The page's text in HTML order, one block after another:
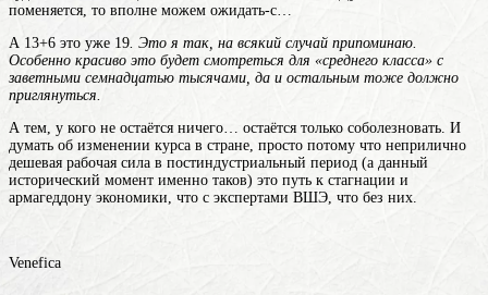
поменяется, то вполне можем ожидать-с…
А 13+6 это уже 19 . Это я так, на всякий случай припоминаю.
Особенно красиво это будет смотреться для «среднего класса» с
заветными семнадцатью тысячами, да и остальным тоже должно
приглянуться.
А тем, у кого не остаётся ничего… остаётся только соболезновать. И
думать об изменении курса в стране, просто потому что неприлично
дешевая рабочая сила в постиндустриальный период (а данный
исторический момент именно таков) это путь к стагнации и
армагеддону экономики, что с экспертами ВШЭ, что без них.
Venefica